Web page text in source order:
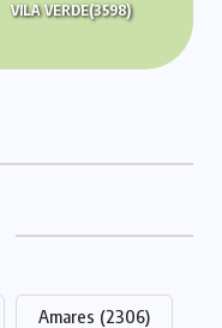
VILA VERDE(3598)
Amares (2306)